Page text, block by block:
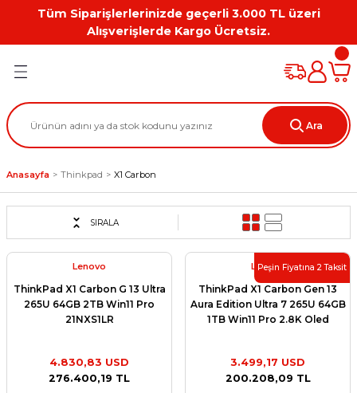
Tüm Siparişlerlerinizde geçerli 3.000 TL üzeri
Alışverişlerde Kargo Ücretsiz.
Geri Dön
Geri Dön
Geri Dön
Geri Dön
Geri Dön
Geri Dön
Kılıf
Workstation Aksesuarları
Grafik Kartı
Ara
Anasayfa Thinkpad X1 Carbon
SIRALA
Lenovo
ThinkPad X1 Carbon G 13 Ultra
265U 64GB 2TB Win11 Pro
21NXS1LR
4.830,83 USD
276.400,19 TL
Peşin Fiyatına 2 Taksit
Lenovo
ThinkPad X1 Carbon Gen 13
Aura Edition Ultra 7 265U 64GB
1TB Win11 Pro 2.8K Oled
3.499,17 USD
200.208,09 TL